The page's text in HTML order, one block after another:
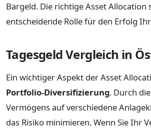
Bargeld. Die richtige Asset Allocation
entscheidende Rolle für den Erfolg
Tagesgeld Vergleich in
Ein wichtiger Aspekt der Asset
Portfolio-Diversifizierung. Durch
Vermögens auf verschiedene
das Risiko minimieren. Wenn Sie Ihr